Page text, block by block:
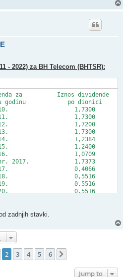
- 2022) za BH Telecom (BHTSR):
za          Iznos dividende
po dionici
1,1031
zadnjih stavki.
2 3 4 5 6
Jump to